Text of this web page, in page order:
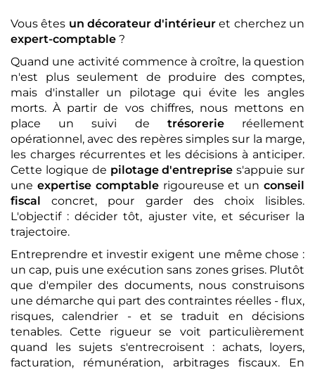
Vous êtes un décorateur d'intérieur et cherchez un
expert-comptable ?
Quand une activité commence à croître, la question
n'est plus seulement de produire des comptes,
mais d'installer un pilotage qui évite les angles
morts. À partir de vos chiffres, nous mettons en
place un suivi de trésorerieréellement
opérationnel, avec des repères simples sur la marge,
les charges récurrentes et les décisions à anticiper.
Cette logique de pilotage d'entreprise s'appuie sur
une expertise comptablerigoureuse et unconseil
fiscal concret, pour garder des choix lisibles.
L'objectif : décider tôt, ajuster vite, et sécuriser la
trajectoire.
Entreprendre et investir exigent une même chose :
un cap, puis une exécution sans zones grises. Plutôt
que d'empiler des documents, nous construisons
une démarche qui part des contraintes réelles - flux,
risques, calendrier - et se traduit en décisions
tenables. Cette rigueur se voit particulièrement
quand les sujets s'entrecroisent : achats, loyers,
facturation, rémunération, arbitrages fiscaux. En